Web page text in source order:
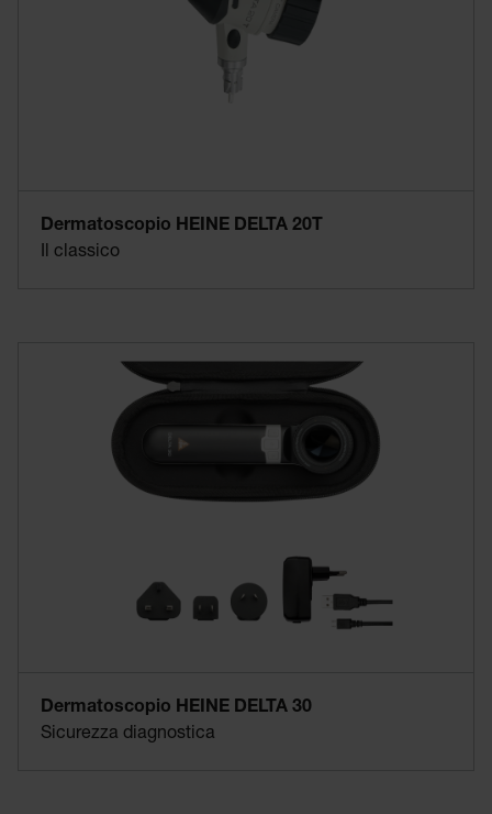
Dermatoscopio HEINE DELTA 20T
Il classico
Dermatoscopio HEINE DELTA 30
Sicurezza diagnostica